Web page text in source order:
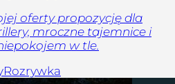
oferty propozycję dla
mroczne tajemnice i
w tle.
Rozrywka